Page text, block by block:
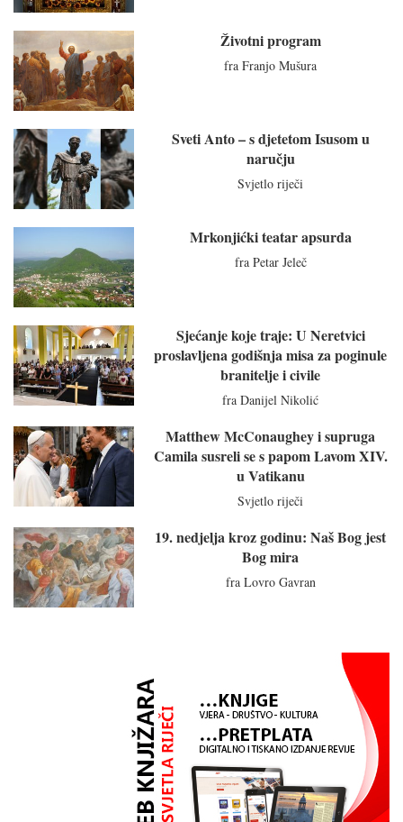
Životni program
fra Franjo Mušura
Sveti Anto – s djetetom Isusom u
naručju
Svjetlo riječi
Mrkonjićki teatar apsurda
fra Petar Jeleč
Sjećanje koje traje: U Neretvici
proslavljena godišnja misa za poginule
branitelje i civile
fra Danijel Nikolić
Matthew McConaughey i supruga
Camila susreli se s papom Lavom XIV.
u Vatikanu
Svjetlo riječi
19. nedjelja kroz godinu: Naš Bog jest
Bog mira
fra Lovro Gavran